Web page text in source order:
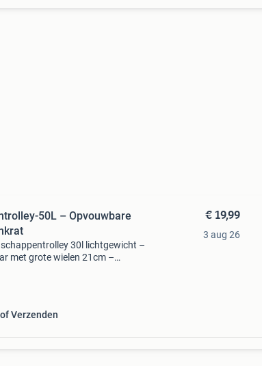
50L – Opvouwbare
30l lichtgewicht –
met grote wielen 21cm –
Verzenden
€ 19,99
3 aug 26